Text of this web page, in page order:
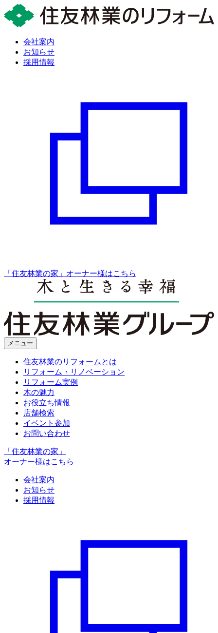
会社案内
お知らせ
採用情報
「住友林業の家」オーナー様はこちら
メニュー
住友林業のリフォームとは
リフォーム・リノベーション
リフォーム実例
木の魅力
お役立ち情報
店舗検索
イベント参加
お問い合わせ
「住友林業の家」
オーナー様はこちら
会社案内
お知らせ
採用情報